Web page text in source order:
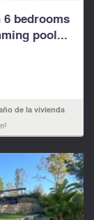
bedrooms
pool...
de la vivienda